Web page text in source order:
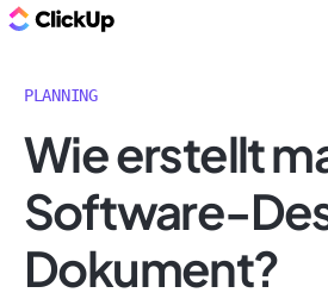
PLANNING
Wie erstellt
Software-
Dokument?